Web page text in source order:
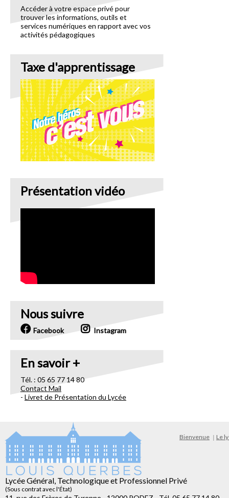
Accéder à votre espace privé pour
trouver les informations, outils et
services numériques en rapport avec vos
activités pédagogiques
Taxe d'apprentissage
Présentation vidéo
Nous suivre
Facebook Instagram
En savoir +
Tél. : 05 65 77 14 80
Contact Mail
- Livret de Présentation du Lycée
Bienvenue Le
Lycée Général, Technologique et Professionnel Privé
(Sous contrat avec l'État)